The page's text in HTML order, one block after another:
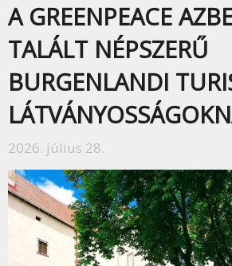
A GREENPEACE
TALÁLT NÉPSZERŰ
BURGENLANDI
2026. július 28.